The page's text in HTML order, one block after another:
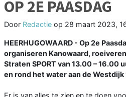
OP 2E PAASDAG
Door Redactie op 28 maart 2023,
HEERHUGOWAARD - Op 2e
organiseren Kanowaard,
Straten SPORT van 13.00 – 16.00
en rond het water aan de Westdijk
Er is van alles te zien en te doen